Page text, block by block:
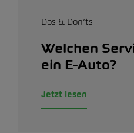
Dos & Don’ts
Welchen
ein E-Auto?
Jetzt lesen